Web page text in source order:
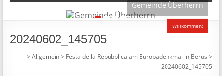
Gemeinde Überherrn
Willkommen!
1 2 3 4
20240602_145705
>Allgemein> Festa della Repubblica am Europadenkmal in Berus >
20240602_145705